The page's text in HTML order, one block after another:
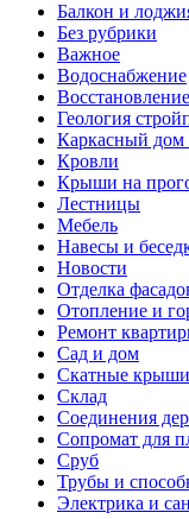
Балкон и
Без рубрики
Важное
Водоснабжение
Геология
Каркасный дом
Кровли
Крыши на
Лестницы
Мебель
Навесы и
Новости
Отделка
Отопление и
Ремонт
Сад и дом
Скатные крыши
Склад
Соединения
Сопромат для
Сруб
Трубы и
Электрика и